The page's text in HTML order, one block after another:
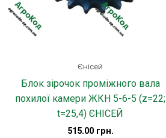
Єнісей
Блок зірочок проміжного вала
похилої камери ЖКН 5-6-5 (z=22;
t=25,4) ЄНІСЕЙ
515.00 грн.